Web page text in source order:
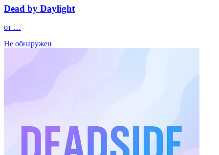
Dead by Daylight
от …
Не обнаружен